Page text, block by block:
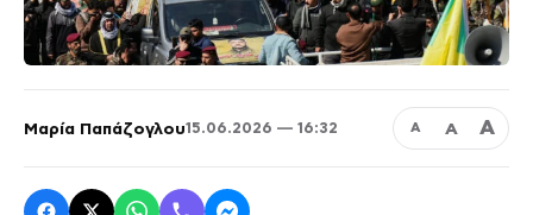
Μαρία Παπάζογλου15.06.2026 — 16:32 Α Α Α